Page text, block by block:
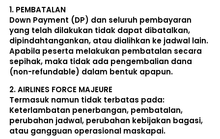
1. PEMBATALAN
Down Payment (DP) dan seluruh pembayaran
yang telah dilakukan tidak dapat dibatalkan,
dipindahtangankan, atau dialihkan ke jadwal lain.
Apabila peserta melakukan pembatalan secara
sepihak, maka tidak ada pengembalian dana
(non-refundable) dalam bentuk apapun.
2. AIRLINES FORCE MAJEURE
Termasuk namun tidak terbatas pada:
Keterlambatan penerbangan, pembatalan,
perubahan jadwal, perubahan kebijakan bagasi,
atau gangguan operasional maskapai.